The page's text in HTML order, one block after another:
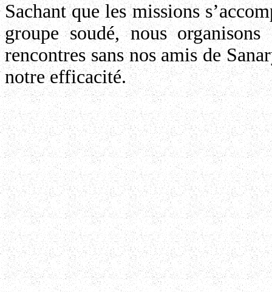
Sachant que les missions
groupe soudé, nous
rencontres sans nos amis de
notre efficacité.